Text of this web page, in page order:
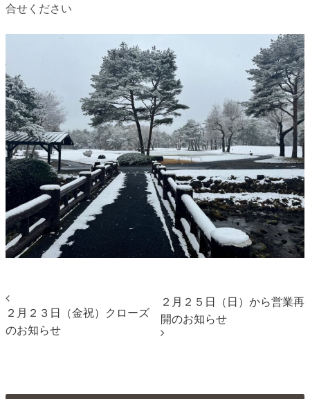
合せください
２月２３日（金祝）クローズ
のお知らせ
２月２５日（日）から営業再
開のお知らせ